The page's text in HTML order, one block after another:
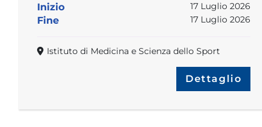
Inizio 17 Luglio 2026
Fine 17 Luglio 2026
Istituto di Medicina e Scienza dello Sport
Dettaglio